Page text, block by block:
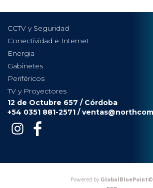
CCTV y Seguridad
Conectividad e Internet
Energia
Gabinetes
Periféricos
TV y Proyectores
12 de Octubre 657 / Córdoba
+54 0351 881-2571 /
Powered byGlobalBluePoint©